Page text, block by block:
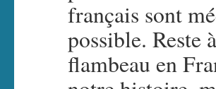
français sont
possible. Reste
flambeau en